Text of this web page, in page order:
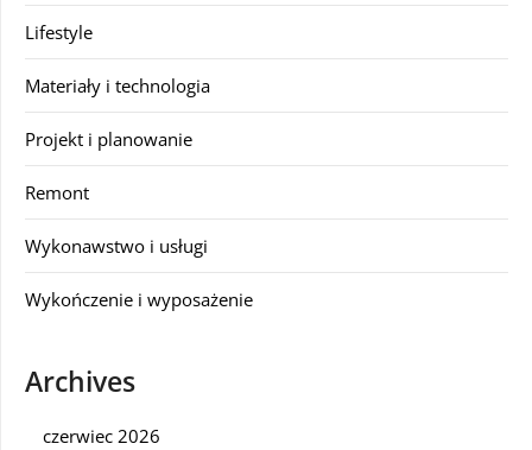
Lifestyle
Materiały i technologia
Projekt i planowanie
Remont
Wykonawstwo i usługi
Wykończenie i wyposażenie
Archives
czerwiec 2026